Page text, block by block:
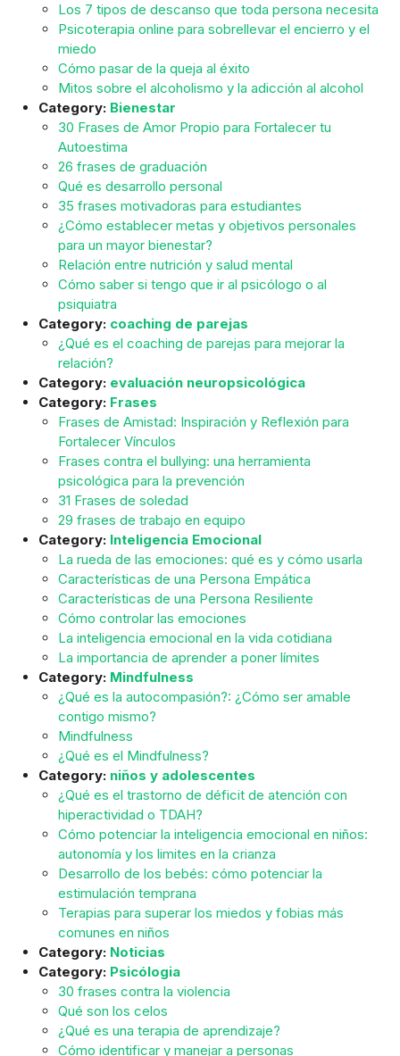
Los 7 tipos de descanso que toda persona necesita
Psicoterapia online para sobrellevar el encierro y el
miedo
Cómo pasar de la queja al éxito
Mitos sobre el alcoholismo y la adicción al alcohol
Category: Bienestar
30 Frases de Amor Propio para Fortalecer tu
Autoestima
26 frases de graduación
Qué es desarrollo personal
35 frases motivadoras para estudiantes
¿Cómo establecer metas y objetivos personales
para un mayor bienestar?
Relación entre nutrición y salud mental
Cómo saber si tengo que ir al psicólogo o al
psiquiatra
Category: coaching de parejas
¿Qué es el coaching de parejas para mejorar la
relación?
Category: evaluación neuropsicológica
Category: Frases
Frases de Amistad: Inspiración y Reflexión para
Fortalecer Vínculos
Frases contra el bullying: una herramienta
psicológica para la prevención
31 Frases de soledad
29 frases de trabajo en equipo
Category: Inteligencia Emocional
La rueda de las emociones: qué es y cómo usarla
Características de una Persona Empática
Características de una Persona Resiliente
Cómo controlar las emociones
La inteligencia emocional en la vida cotidiana
La importancia de aprender a poner límites
Category: Mindfulness
¿Qué es la autocompasión?: ¿Cómo ser amable
contigo mismo?
Mindfulness
¿Qué es el Mindfulness?
Category: niños y adolescentes
¿Qué es el trastorno de déficit de atención con
hiperactividad o TDAH?
Cómo potenciar la inteligencia emocional en niños:
autonomía y los limites en la crianza
Desarrollo de los bebés: cómo potenciar la
estimulación temprana
Terapias para superar los miedos y fobias más
comunes en niños
Category: Noticias
Category: Psicólogia
30 frases contra la violencia
Qué son los celos
¿Qué es una terapia de aprendizaje?
Cómo identificar y manejar a personas